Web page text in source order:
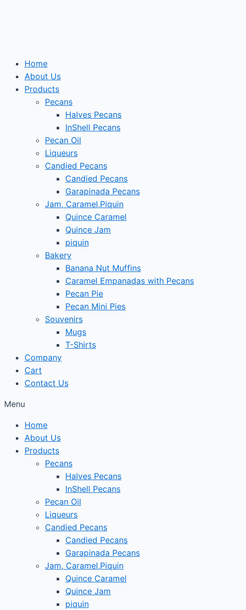
Home
About Us
Products
Pecans
Halves Pecans
InShell Pecans
Pecan Oil
Liqueurs
Candied Pecans
Candied Pecans
Garapinada Pecans
Jam, Caramel,Piquin
Quince Caramel
Quince Jam
piquin
Bakery
Banana Nut Muffins
Caramel Empanadas with Pecans
Pecan Pie
Pecan Mini Pies
Souvenirs
Mugs
T-Shirts
Company
Cart
Contact Us
Menu
Home
About Us
Products
Pecans
Halves Pecans
InShell Pecans
Pecan Oil
Liqueurs
Candied Pecans
Candied Pecans
Garapinada Pecans
Jam, Caramel,Piquin
Quince Caramel
Quince Jam
piquin